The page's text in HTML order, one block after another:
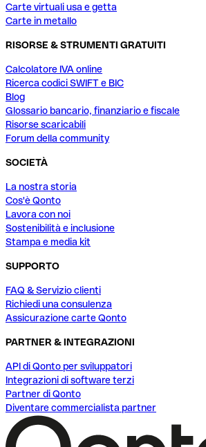
Carte virtuali usa e getta
Carte in metallo
RISORSE & STRUMENTI GRATUITI
Calcolatore IVA online
Ricerca codici SWIFT e BIC
Blog
Glossario bancario, finanziario e fiscale
Risorse scaricabili
Forum della community
SOCIETÀ
La nostra storia
Cos'è Qonto
Lavora con noi
Sostenibilità e inclusione
Stampa e media kit
SUPPORTO
FAQ & Servizio clienti
Richiedi una consulenza
Assicurazione carte Qonto
PARTNER & INTEGRAZIONI
API di Qonto per sviluppatori
Integrazioni di software terzi
Partner di Qonto
Diventare commercialista partner